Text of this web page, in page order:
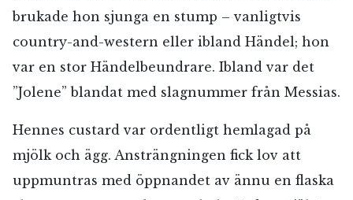
brukade hon sjunga en stump – vanligtvis
country-and-western eller ibland Händel; hon
var en stor Händelbeundrare. Ibland var det
”Jolene” blandat med slagnummer från Messias.
Hennes custard var ordentligt hemlagad på
mjölk och ägg. Ansträngningen fick lov att
uppmuntras med öppnandet av ännu en flaska